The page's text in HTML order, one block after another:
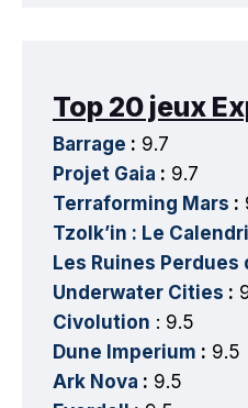
Top 20 jeux
Barrage : 9.7
Projet Gaia : 9.7
Terraforming Mars :
Tzolk’in : Le
Les Ruines Perdues
Underwater Cities :
Civolution : 9.5
Dune Imperium : 9.5
Ark Nova : 9.5